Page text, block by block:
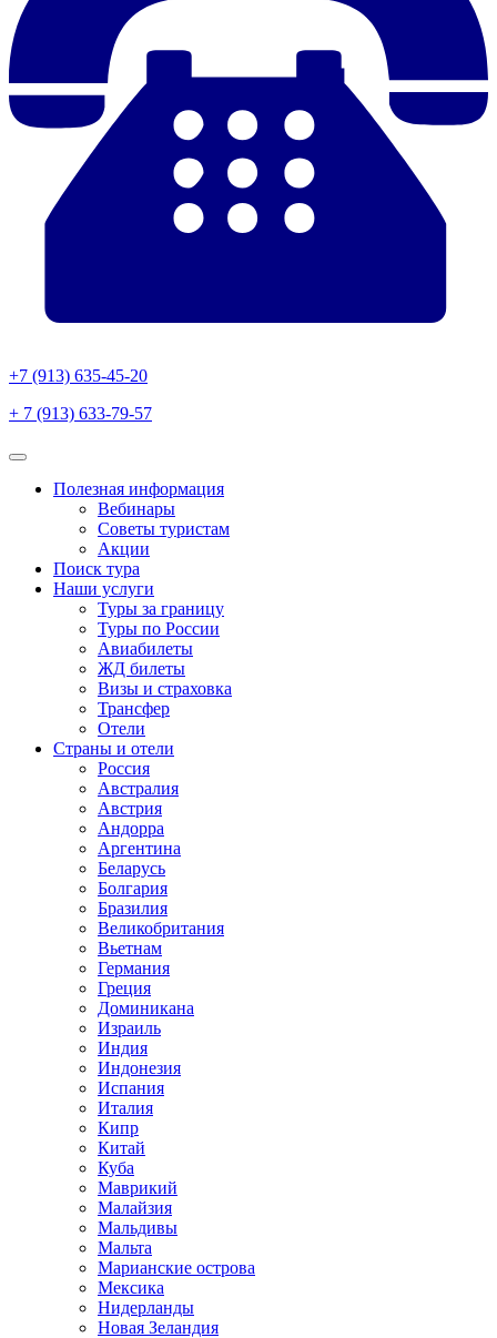
+7 (913) 635-45-20
+ 7 (913) 633-79-57
Полезная информация
Вебинары
Советы туристам
Акции
Поиск тура
Наши услуги
Туры за границу
Туры по России
Авиабилеты
ЖД билеты
Визы и страховка
Трансфер
Отели
Страны и отели
Россия
Австралия
Австрия
Андорра
Аргентина
Беларусь
Болгария
Бразилия
Великобритания
Вьетнам
Германия
Греция
Доминикана
Израиль
Индия
Индонезия
Испания
Италия
Кипр
Китай
Куба
Маврикий
Малайзия
Мальдивы
Мальта
Марианские острова
Мексика
Нидерланды
Новая Зеландия